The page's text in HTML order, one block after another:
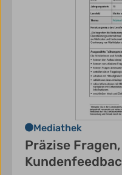
Mediathek
Präzise